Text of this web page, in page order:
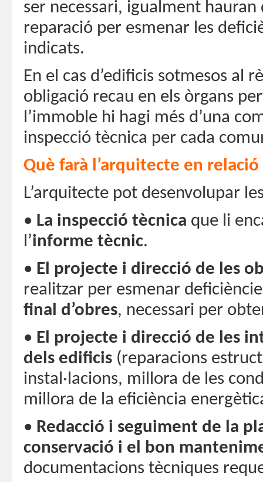
ser necessari, igualment
reparació per esmenar les
indicats.
En el cas d’edificis sotmesos
obligació recau en els òrgans
l’immoble hi hagi més d’una
inspecció tècnica per cada
Què farà l’arquitecte en relació
L’arquitecte pot desenvolupar
• La inspecció tècnica que li
l’informe tècnic.
• El projecte i direcció de les
realitzar per esmenar
final d’obres, necessari per
• El projecte i direcció de les
dels edificis (reparacions
instal·lacions, millora de les
millora de la eficiència
• Redacció i seguiment de la
conservació i el bon
documentacions tècniques